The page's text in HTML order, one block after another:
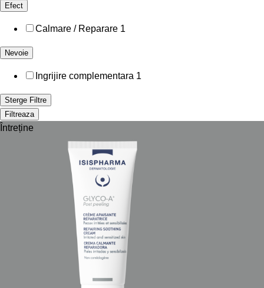
Efect
Calmare / Reparare 1
Nevoie
Ingrijire complementara 1
Sterge Filtre
Filtreaza
Întreține